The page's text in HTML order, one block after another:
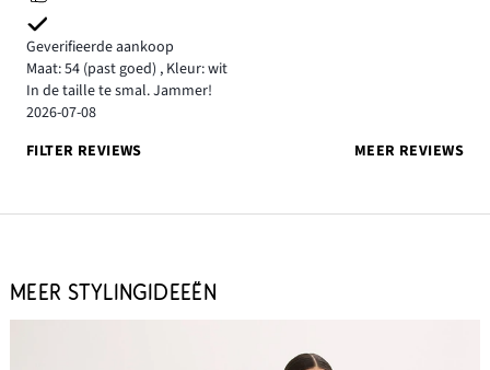
Geverifieerde aankoop
Maat: 54 (past goed) , Kleur: wit
In de taille te smal. Jammer!
2026-07-08
FILTER REVIEWS
MEER REVIEWS
MEER STYLINGIDEEËN